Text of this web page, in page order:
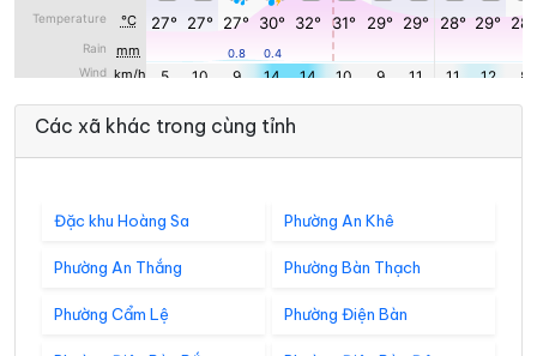
Các xã khác trong cùng tỉnh
Đặc khu Hoàng Sa Phường An Khê
Phường An Thắng Phường Bàn Thạch
Phường Cẩm Lệ Phường Điện Bàn